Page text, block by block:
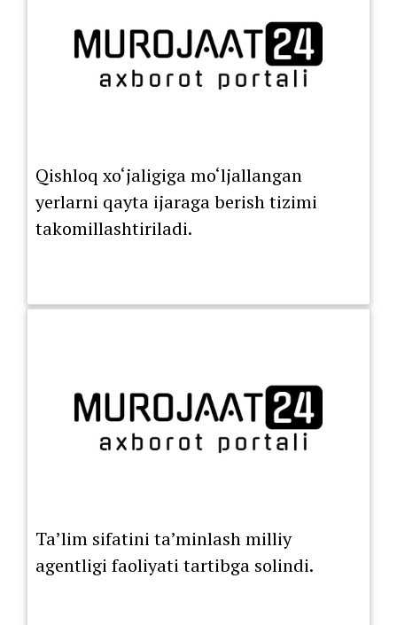
Qishloq xo‘jaligiga mo‘ljallangan
yerlarni qayta ijaraga berish tizimi
takomillashtiriladi.
Ta’lim sifatini ta’minlash milliy
agentligi faoliyati tartibga solindi.